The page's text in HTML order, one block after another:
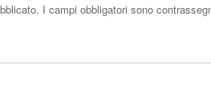
I campi obbligatori sono